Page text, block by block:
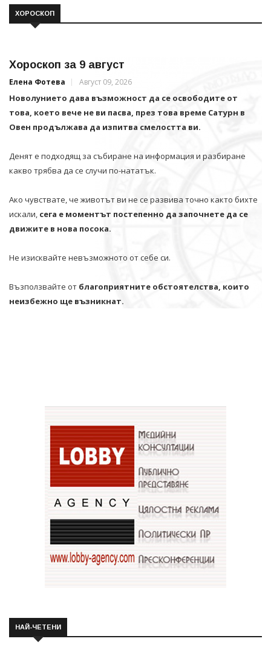
ХОРОСКОП
Хороскоп за 9 август
Елена Фотева Август 09, 2026
Новолунието дава възможност да се освободите от
това, което вече не ви пасва, през това време Сатурн в
Овен продължава да изпитва смелостта ви.
Денят е подходящ за събиране на информация и разбиране
какво трябва да се случи по-нататък.
Ако чувствате, че животът ви не се развива точно както бихте
искали, сега е моментът постепенно да започнете да се
движите в нова посока.
Не изисквайте невъзможното от себе си.
Възползвайте от благоприятните обстоятелства, които
неизбежно ще възникнат.
НАЙ-ЧЕТЕНИ